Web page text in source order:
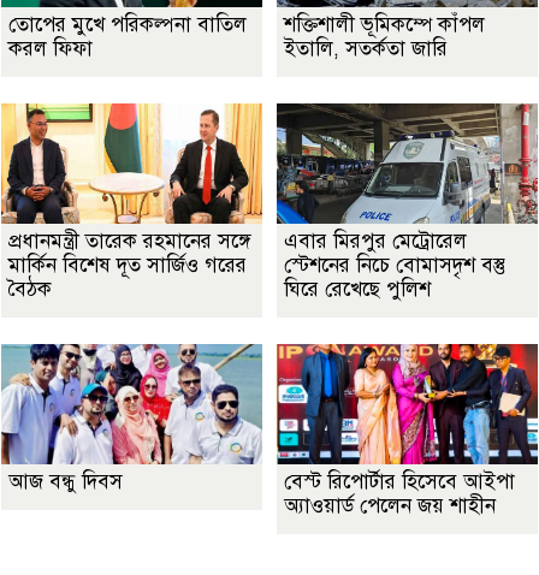
তোপের মুখে পরিকল্পনা বাতিল
করল ফিফা
শক্তিশালী ভূমিকম্পে কাঁপল
ইতালি, সতর্কতা জারি
প্রধানমন্ত্রী তারেক রহমানের সঙ্গে
মার্কিন বিশেষ দূত সার্জিও গরের
বৈঠক
এবার মিরপুর মেট্রোরেল
স্টেশনের নিচে বোমাসদৃশ বস্তু
ঘিরে রেখেছে পুলিশ
আজ বন্ধু দিবস
বেস্ট রিপোর্টার হিসেবে আইপা
অ্যাওয়ার্ড পেলেন জয় শাহীন